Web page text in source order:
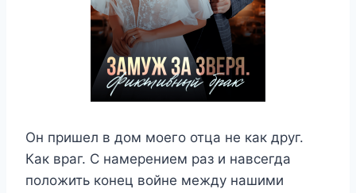
Он пришел в дом моего отца не как друг.
Как враг. С намерением раз и навсегда
положить конец войне между нашими